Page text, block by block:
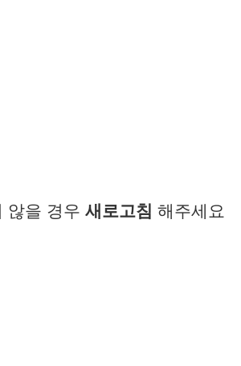
않을 경우 새로고침 해주세요